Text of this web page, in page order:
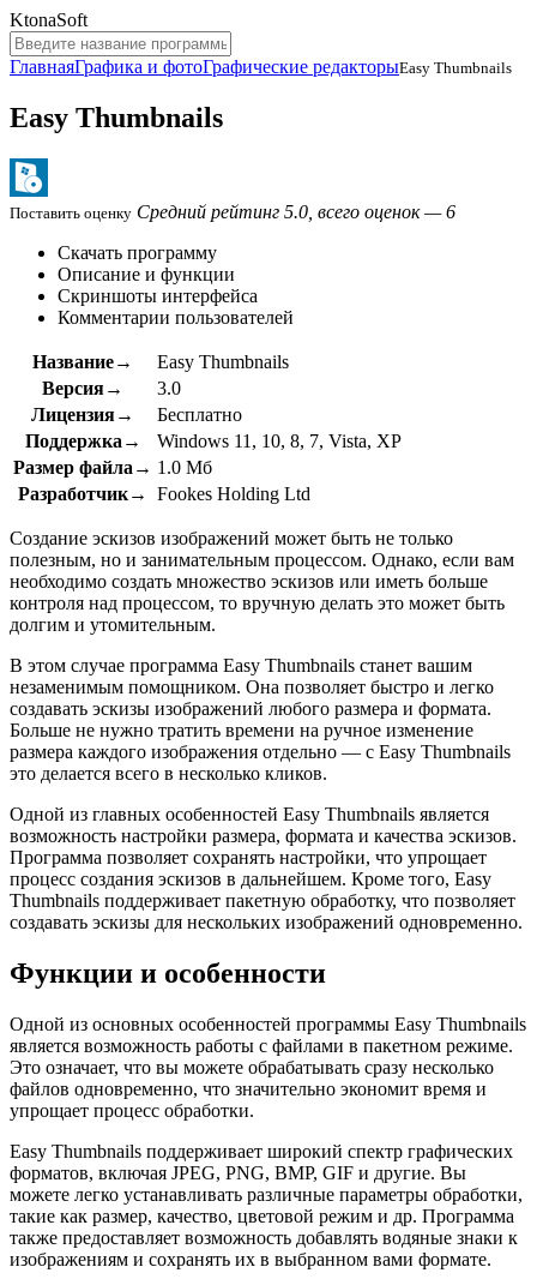
KtonaSoft
ГлавнаяГрафика и фотоГрафические редакторыEasy Thumbnails
Easy Thumbnails
Поставить оценку Средний рейтинг 5.0, всего оценок — 6
Скачать программу
Описание и функции
Скриншоты интерфейса
Комментарии пользователей
Название→
Easy Thumbnails
Версия→
3.0
Лицензия→
Бесплатно
Поддержка→
Windows 11, 10, 8, 7, Vista, XP
Размер файла→ 1.0 Мб
Разработчик→
Fookes Holding Ltd
Создание эскизов изображений может быть не только
полезным, но и занимательным процессом. Однако, если вам
необходимо создать множество эскизов или иметь больше
контроля над процессом, то вручную делать это может быть
долгим и утомительным.
В этом случае программа Easy Thumbnails станет вашим
незаменимым помощником. Она позволяет быстро и легко
создавать эскизы изображений любого размера и формата.
Больше не нужно тратить времени на ручное изменение
размера каждого изображения отдельно — с Easy Thumbnails
это делается всего в несколько кликов.
Одной из главных особенностей Easy Thumbnails является
возможность настройки размера, формата и качества эскизов.
Программа позволяет сохранять настройки, что упрощает
процесс создания эскизов в дальнейшем. Кроме того, Easy
Thumbnails поддерживает пакетную обработку, что позволяет
создавать эскизы для нескольких изображений одновременно.
Функции и особенности
Одной из основных особенностей программы Easy Thumbnails
является возможность работы с файлами в пакетном режиме.
Это означает, что вы можете обрабатывать сразу несколько
файлов одновременно, что значительно экономит время и
упрощает процесс обработки.
Easy Thumbnails поддерживает широкий спектр графических
форматов, включая JPEG, PNG, BMP, GIF и другие. Вы
можете легко устанавливать различные параметры обработки,
такие как размер, качество, цветовой режим и др. Программа
также предоставляет возможность добавлять водяные знаки к
изображениям и сохранять их в выбранном вами формате.